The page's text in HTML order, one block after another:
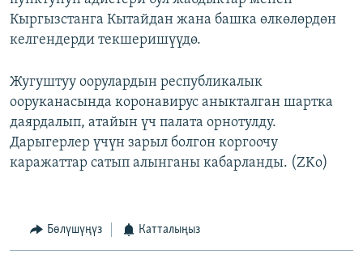
Кыргызстанга Кытайдан жана башка өлкөлөрдөн
келгендерди текшеришүүдө.
Жугуштуу оорулардын республикалык
ооруканасында коронавирус аныкталган шартка
даярдалып, атайын үч палата орнотулду.
Дарыгерлер үчүн зарыл болгон коргоочу
каражаттар сатып алынганы кабарланды. (ZKo)
Бөлүшүңүз Катталыңыз